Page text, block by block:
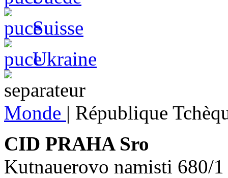
Suisse
Ukraine
Monde | République
CID PRAHA Sro
Kutnauerovo namisti 680/1